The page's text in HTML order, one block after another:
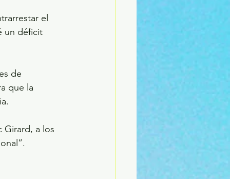
el
un déficit
de
que la
Girard, a los